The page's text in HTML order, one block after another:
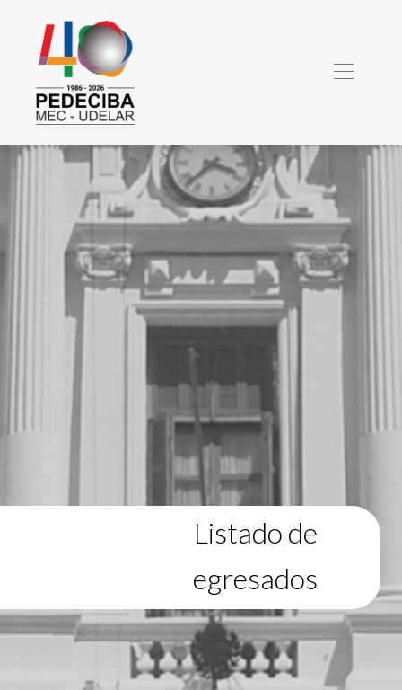
Listado de
egresados